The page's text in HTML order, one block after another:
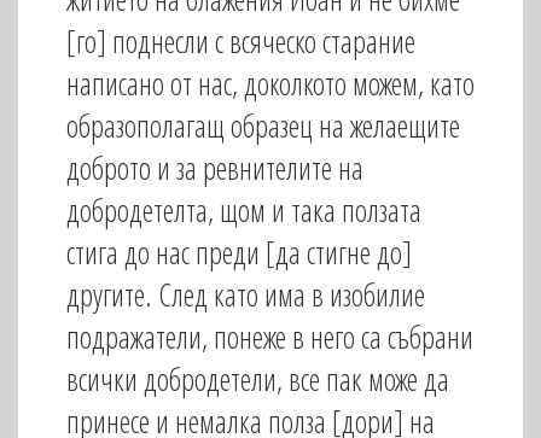
[го] поднесли с всяческо старание
написано от нас, доколкото можем, като
образополагащ образец на желаещите
доброто и за ревнителите на
добродетелта, щом и така ползата
стига до нас преди [да стигне до]
другите. След като има в изобилие
подражатели, понеже в него са събрани
всички добродетели, все пак може да
принесе и немалка полза [дори] на